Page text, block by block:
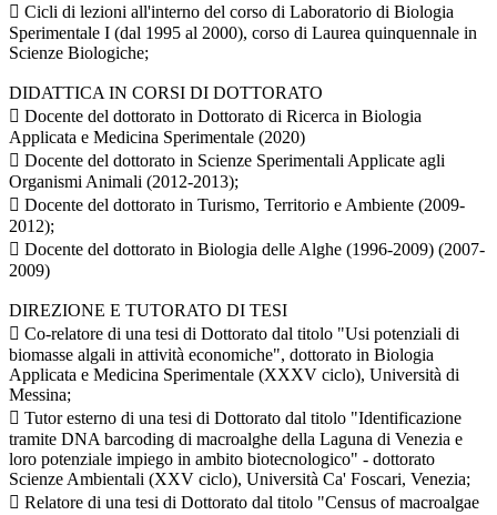
 Cicli di lezioni all'interno del corso di Laboratorio di Biologia
Sperimentale I (dal 1995 al 2000), corso di Laurea quinquennale in
Scienze Biologiche;
DIDATTICA IN CORSI DI DOTTORATO
 Docente del dottorato in Dottorato di Ricerca in Biologia
Applicata e Medicina Sperimentale (2020)
 Docente del dottorato in Scienze Sperimentali Applicate agli
Organismi Animali (2012-2013);
 Docente del dottorato in Turismo, Territorio e Ambiente (2009-
2012);
 Docente del dottorato in Biologia delle Alghe (1996-2009) (2007-
2009)
DIREZIONE E TUTORATO DI TESI
 Co-relatore di una tesi di Dottorato dal titolo "Usi potenziali di
biomasse algali in attività economiche", dottorato in Biologia
Applicata e Medicina Sperimentale (XXXV ciclo), Università di
Messina;
 Tutor esterno di una tesi di Dottorato dal titolo "Identificazione
tramite DNA barcoding di macroalghe della Laguna di Venezia e
loro potenziale impiego in ambito biotecnologico" - dottorato
Scienze Ambientali (XXV ciclo), Università Ca' Foscari, Venezia;
 Relatore di una tesi di Dottorato dal titolo "Census of macroalgae